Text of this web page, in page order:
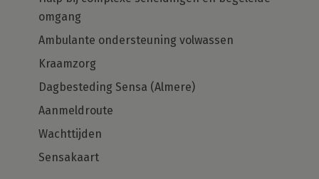
omgang
Ambulante ondersteuning volwassen
Kraamzorg
Dagbesteding Sensa (Almere)
Aanmeldroute
Wachttijden
Sensakaart